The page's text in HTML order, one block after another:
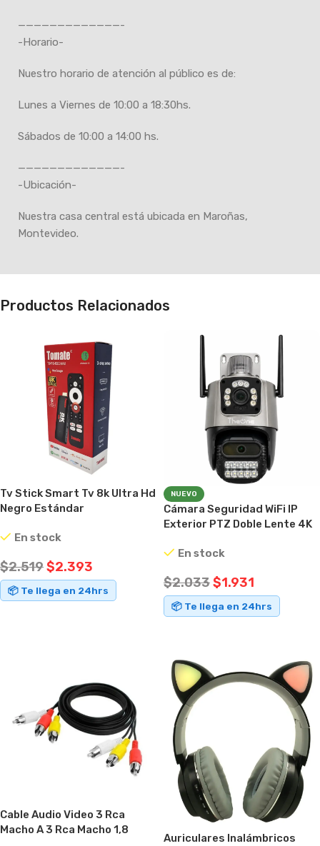
—————————————-
-Horario-
Nuestro horario de atención al público es de:
Lunes a Viernes de 10:00 a 18:30hs.
Sábados de 10:00 a 14:00 hs.
—————————————-
-Ubicación-
Nuestra casa central está ubicada en Maroñas,
Montevideo.
Productos Relacionados
Tv Stick Smart Tv 8k Ultra Hd
Negro Estándar
En stock
$2.519$2.393
📦 Te llega en 24hrs
NUEVO
Cámara Seguridad WiFi IP
Exterior PTZ Doble Lente 4K
En stock
$2.033$1.931
📦 Te llega en 24hrs
Cable Audio Video 3 Rca
Macho A 3 Rca Macho 1,8
Auriculares Inalámbricos